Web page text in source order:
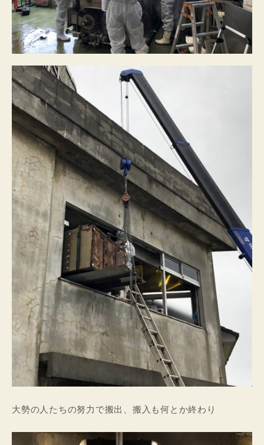
大勢の人たちの努力で搬出、搬入も何とか終わり